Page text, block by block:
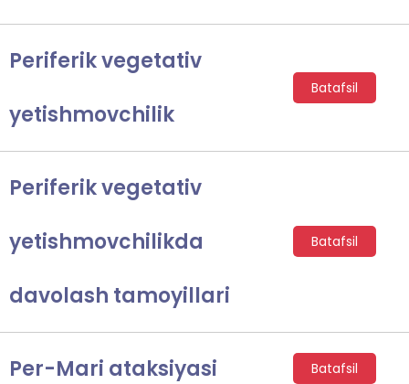
Periferik vegetativ
yetishmovchilik
Batafsil
Periferik vegetativ
yetishmovchilikda
davolash tamoyillari
Batafsil
Per-Mari ataksiyasi Batafsil